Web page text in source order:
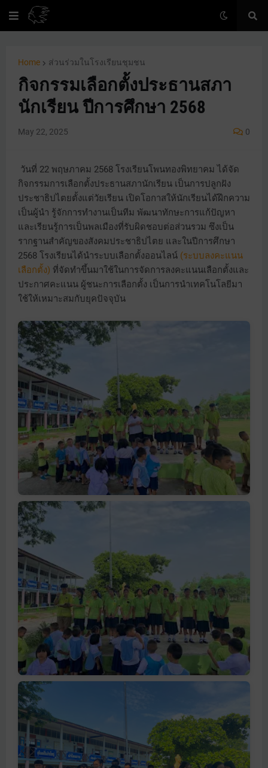
Home ส่วนร่วมในโรงเรียนชุมชน
กิจกรรมเลือกตั้งประธานสภา
นักเรียน ปีการศึกษา 2568
May 22, 2025 0
วันที่ 22 พฤษภาคม 2568 โรงเรียนโพนทองพิทยาคม ได้จัด
กิจกรรมการเลือกตั้งประธานสภานักเรียน เป็นการปลูกฝัง
ประชาธิปไตยตั้งแต่วัยเรียน เปิดโอกาสให้นักเรียนได้ฝึกความ
เป็นผู้นำ รู้จักการทำงานเป็นทีม พัฒนาทักษะการแก้ปัญหา
และเรียนรู้การเป็นพลเมืองที่รับผิดชอบต่อส่วนรวม ซึงเป็น
รากฐานสำคัญของสังคมประชาธิปไตย และในปีการศึกษา
2568 โรงเรียนได้นำระบบเลือกตั้งออนไลน์ (ระบบลงคะแนน
เลือกตั้ง) ที่จัดทำขึ้นมาใช้ในการจัดการลงคะแนนเลือกตั้งและ
ประกาศคะแนน ผู้ชนะการเลือกตั้ง เป็นการนำเทคโนโลยีมา
ใช้ให้เหมาะสมกับยุคปัจจุบัน